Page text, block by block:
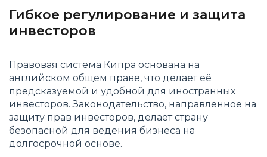
Гибкое регулирование и защита
инвесторов
Правовая система Кипра основана на
английском общем праве, что делает её
предсказуемой и удобной для иностранных
инвесторов. Законодательство, направленное на
защиту прав инвесторов, делает страну
безопасной для ведения бизнеса на
долгосрочной основе.